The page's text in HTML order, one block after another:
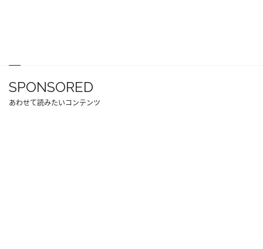
SPONSORED
あわせて読みたいコンテンツ